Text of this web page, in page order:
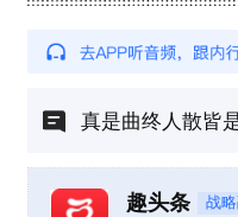
真是曲终人散皆
趣头条 战